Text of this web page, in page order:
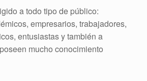
a todo tipo de público:
empresarios, trabajadores,
entusiastas y también a
mucho conocimiento